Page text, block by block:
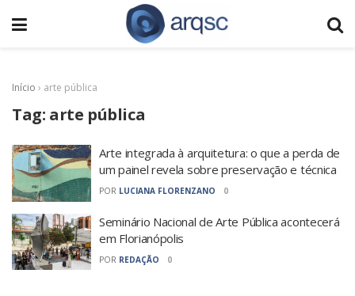
Início › arte pública
Tag: arte pública
Arte integrada à arquitetura: o que a perda de
um painel revela sobre preservação e técnica
POR LUCIANA FLORENZANO 0
Seminário Nacional de Arte Pública acontecerá
em Florianópolis
POR REDAÇÃO 0